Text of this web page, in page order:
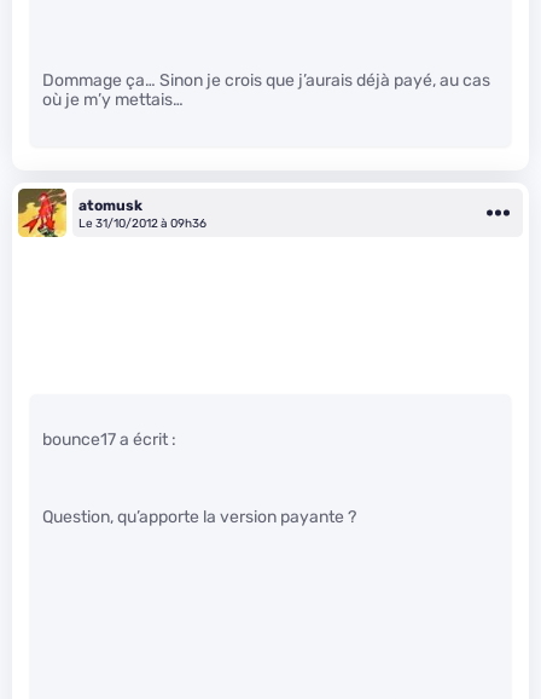
Dommage ça… Sinon je crois que j’aurais déjà payé, au cas
où je m’y mettais…
atomusk
Le 31/10/2012 à 09h36
bounce17 a écrit :
Question, qu’apporte la version payante ?